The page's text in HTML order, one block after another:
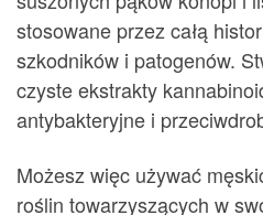
stosowane przez całą
szkodników i patogenów.
czyste ekstrakty
antybakteryjne i
Możesz więc używać
roślin towarzyszących w